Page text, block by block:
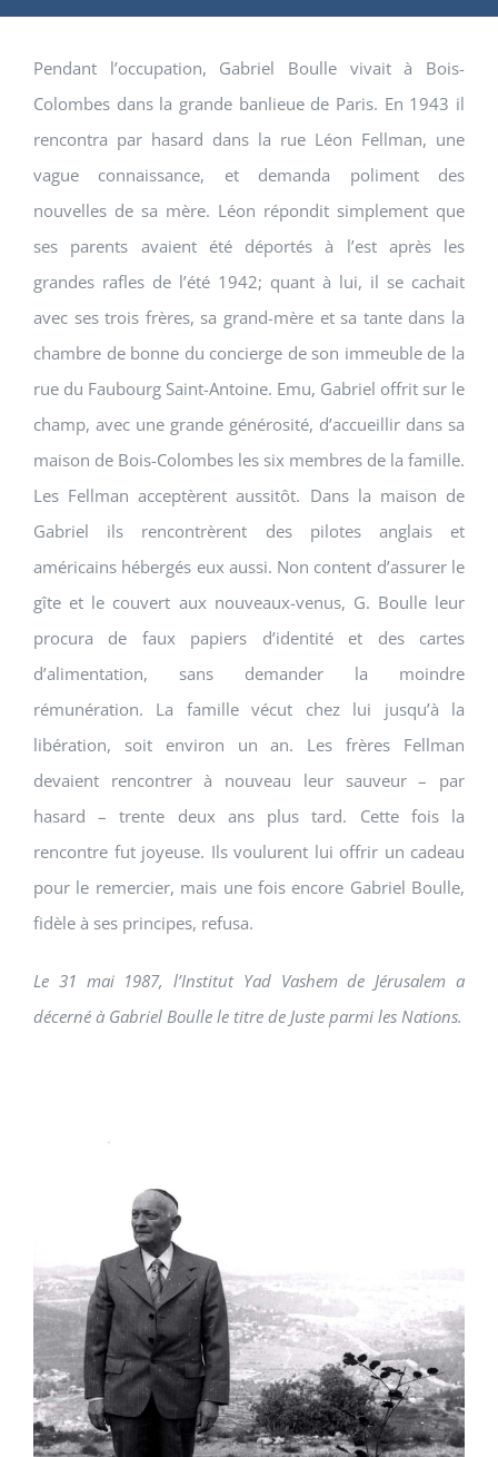
Pendant l’occupation, Gabriel Boulle vivait à Bois-
Colombes dans la grande banlieue de Paris. En 1943 il
rencontra par hasard dans la rue Léon Fellman, une
vague connaissance, et demanda poliment des
nouvelles de sa mère. Léon répondit simplement que
ses parents avaient été déportés à l’est après les
grandes rafles de l’été 1942; quant à lui, il se cachait
avec ses trois frères, sa grand-mère et sa tante dans la
chambre de bonne du concierge de son immeuble de la
rue du Faubourg Saint-Antoine. Emu, Gabriel offrit sur le
champ, avec une grande générosité, d’accueillir dans sa
maison de Bois-Colombes les six membres de la famille.
Les Fellman acceptèrent aussitôt. Dans la maison de
Gabriel ils rencontrèrent des pilotes anglais et
américains hébergés eux aussi. Non content d’assurer le
gîte et le couvert aux nouveaux-venus, G. Boulle leur
procura de faux papiers d’identité et des cartes
d’alimentation, sans demander la moindre
rémunération. La famille vécut chez lui jusqu’à la
libération, soit environ un an. Les frères Fellman
devaient rencontrer à nouveau leur sauveur – par
hasard – trente deux ans plus tard. Cette fois la
rencontre fut joyeuse. Ils voulurent lui offrir un cadeau
pour le remercier, mais une fois encore Gabriel Boulle,
fidèle à ses principes, refusa.
Le 31 mai 1987, l’Institut Yad Vashem de Jérusalem a
décerné à Gabriel Boulle le titre de Juste parmi les Nations.